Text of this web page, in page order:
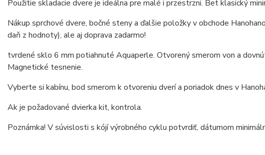
Použitie skladacie dvere je ideálna pre malé i przestrzni. Bet klasický
Nákup sprchové dvere, bočné steny a ďalšie položky v obchode
daň z hodnoty), ale aj doprava zadarmo!
tvrdené sklo 6 mm potiahnuté Aquaperle. Otvorený smerom von a
Magnetické tesnenie.
Vyberte si kabínu, bod smerom k otvoreniu dverí a poriadok dnes v
Ak je požadované dvierka kit, kontrola.
Poznámka! V súvislosti s kójí výrobného cyklu potvrdiť, dátumom